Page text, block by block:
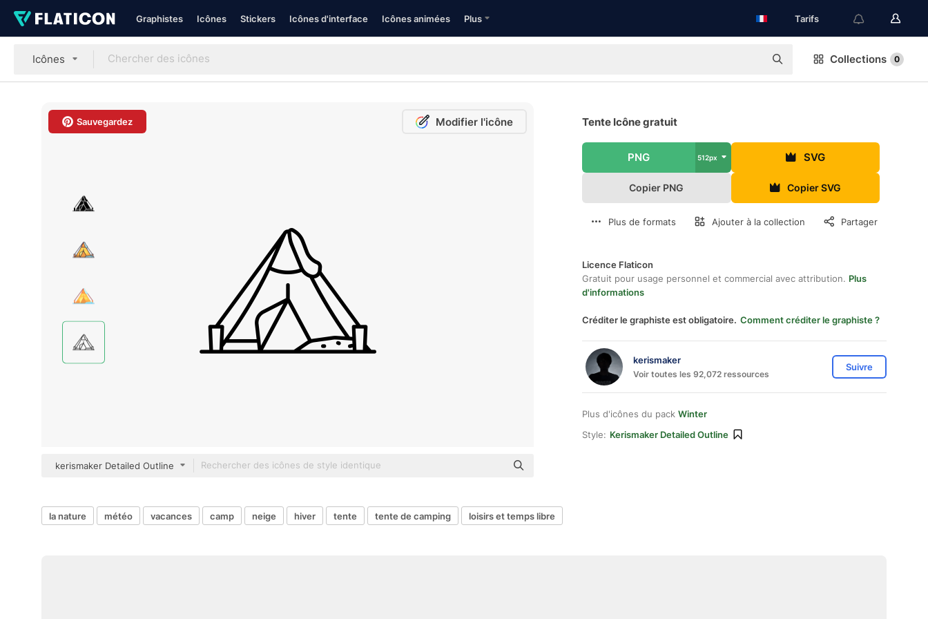
Graphistes Icônes Stickers Icônes d'interface Icônes animées Plus Tarifs
Icônes Collections 0
Sauvegardez Modifier l'icône
kerismaker Detailed Outline
Tente Icône gratuit
PNG 512px SVG
Copier PNG Copier SVG
Plus de formats Ajouter à la collection Partager
Licence Flaticon
Gratuit pour usage personnel et commercial avec attribution. Plus
d'informations
Créditer le graphiste est obligatoire. Comment créditer le graphiste ?
kerismaker
Voir toutes les 92,072 ressources
Suivre
Plus d'icônes du pack Winter
Style: Kerismaker Detailed Outline
la nature météo vacances camp neige hiver tente tente de camping loisirs et temps libre